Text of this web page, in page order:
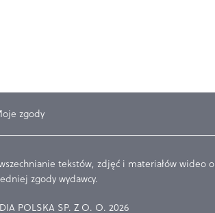
zgody
tekstów, zdjęć i materiałów wideo
zgody wydawcy.
POLSKA SP. Z O. O. 2026